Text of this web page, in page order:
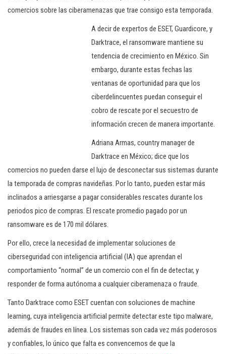
comercios sobre las ciberamenazas que trae consigo esta temporada.
A decir de expertos de ESET, Guardicore, y
Darktrace, el ransomware mantiene su
tendencia de crecimiento en México. Sin
embargo, durante estas fechas las
ventanas de oportunidad para que los
ciberdelincuentes puedan conseguir el
cobro de rescate por el secuestro de
información crecen de manera importante.
Adriana Armas, country manager de
Darktrace en México; dice que los
comercios no pueden darse el lujo de desconectar sus sistemas durante
la temporada de compras navideñas. Por lo tanto, pueden estar más
inclinados a arriesgarse a pagar considerables rescates durante los
periodos pico de compras. El rescate promedio pagado por un
ransomware es de 170 mil dólares.
Por ello, crece la necesidad de implementar soluciones de
ciberseguridad con inteligencia artificial (IA) que aprendan el
comportamiento “normal” de un comercio con el fin de detectar, y
responder de forma autónoma a cualquier ciberamenaza o fraude.
Tanto Darktrace como ESET cuentan con soluciones de machine
learning, cuya inteligencia artificial permite detectar este tipo malware,
además de fraudes en línea. Los sistemas son cada vez más poderosos
y confiables, lo único que falta es convencernos de que la